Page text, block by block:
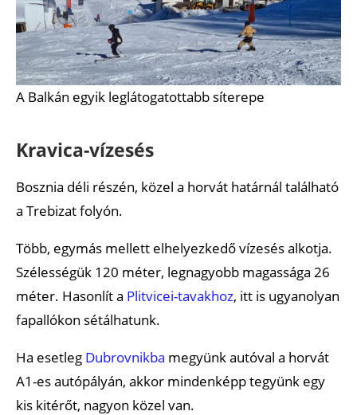
A Balkán egyik leglátogatottabb síterepe
Kravica-vízesés
Bosznia déli részén, közel a horvát határnál található
a Trebizat folyón.
Több, egymás mellett elhelyezkedő vízesés alkotja.
Szélességük 120 méter, legnagyobb magassága 26
méter. Hasonlít a Plitvicei-tavakhoz, itt is ugyanolyan
fapallókon sétálhatunk.
Ha esetleg Dubrovnikba megyünk autóval a horvát
A1-es autópályán, akkor mindenképp tegyünk egy
kis kitérőt, nagyon közel van.